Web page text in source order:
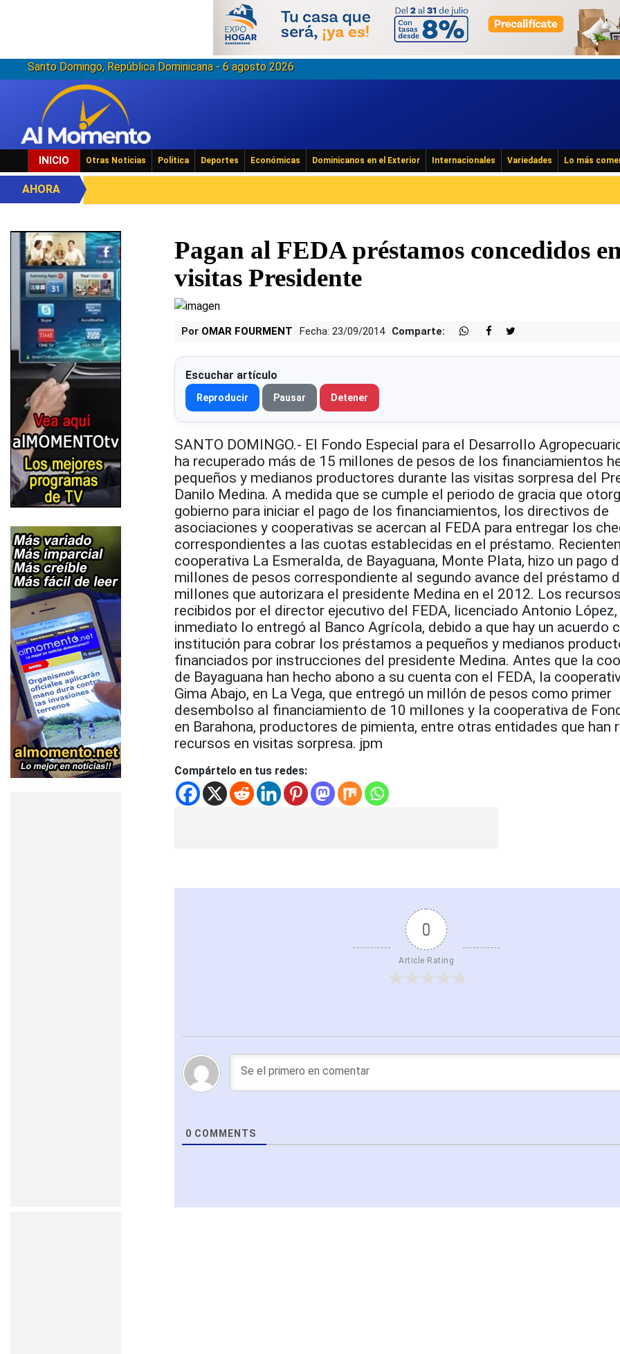
Santo Domingo, República Dominicana - 6 agosto 2026
INICIO Otras Noticias Política Deportes Económicas Dominicanos en el Exterior Internacionales Variedades Lo más
AHORA
Pagan al FEDA préstamos concedidos
visitas Presidente
Por OMAR FOURMENT Fecha: 23/09/2014 Comparte:
Escuchar artículo
Reproducir Pausar Detener
SANTO DOMINGO.- El Fondo Especial para el Desarrollo
ha recuperado más de 15 millones de pesos de los financiamientos
pequeños y medianos productores durante las visitas sorpresa del
Danilo Medina. A medida que se cumple el periodo de gracia que
gobierno para iniciar el pago de los financiamientos, los directivos de
asociaciones y cooperativas se acercan al FEDA para entregar los
correspondientes a las cuotas establecidas en el préstamo.
cooperativa La Esmeralda, de Bayaguana, Monte Plata, hizo un pago
millones de pesos correspondiente al segundo avance del préstamo
millones que autorizara el presidente Medina en el 2012. Los
recibidos por el director ejecutivo del FEDA, licenciado Antonio López,
inmediato lo entregó al Banco Agrícola, debido a que hay un acuerdo
institución para cobrar los préstamos a pequeños y medianos
financiados por instrucciones del presidente Medina. Antes que la
de Bayaguana han hecho abono a su cuenta con el FEDA, la
Gima Abajo, en La Vega, que entregó un millón de pesos como primer
desembolso al financiamiento de 10 millones y la cooperativa de
en Barahona, productores de pimienta, entre otras entidades que han
recursos en visitas sorpresa. jpm
Compártelo en tus redes:
0
Article Rating
0 COMMENTS